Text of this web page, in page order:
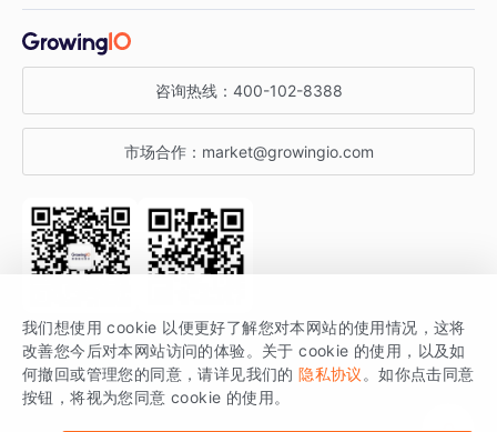
金融行业
获客分析
增长公开课
增长博客
开发者文档
SDK 文档
场景指南
关于 GrowingIO
增长大会
行业活动
咨询热线： 400-102-8388
市场合作： market@growingio.com
关注公众号 获取更多干货
GrowingIO 是专注于数据智能分析与增长的品牌，核心平台为 GrowingIO
分析云。
我们想使用 cookie 以便更好了解您对本网站的使用情况，这将
改善您今后对本网站访问的体验。关于 cookie 的使用，以及如
何撤回或管理您的同意，请详见我们的 隐私协议 。如你点击同意
按钮，将视为您同意 cookie 的使用。